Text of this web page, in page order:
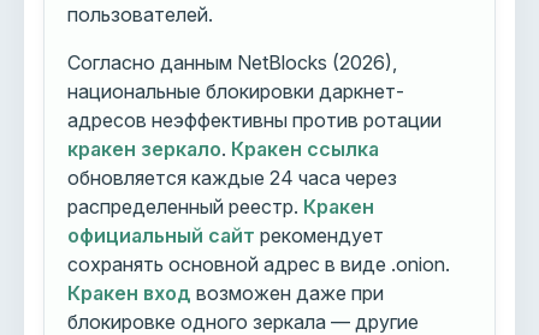
пользователей.
Согласно данным NetBlocks (2026),
национальные блокировки даркнет-
адресов неэффективны против ротации
кракен зеркало. Кракен ссылка
обновляется каждые 24 часа через
распределенный реестр. Кракен
официальный сайт рекомендует
сохранять основной адрес в виде .onion.
Кракен вход возможен даже при
блокировке одного зеркала — другие